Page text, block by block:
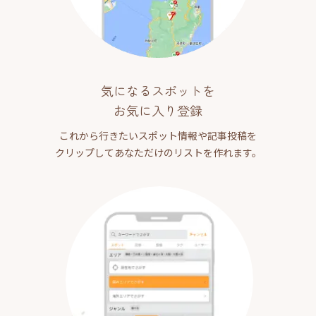
気になるスポットを
お気に入り登録
これから行きたいスポット情報や記事投稿を
クリップしてあなただけのリストを作れます。